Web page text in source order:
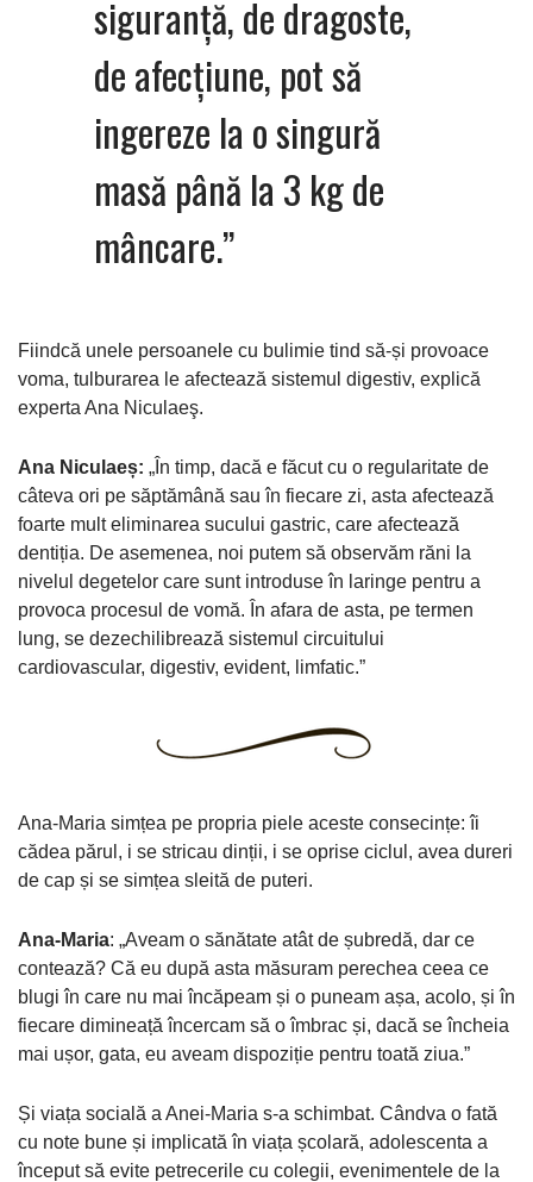
siguranță, de dragoste,
de afecțiune, pot să
ingereze la o singură
masă până la 3 kg de
mâncare.”
Fiindcă unele persoanele cu bulimie tind să-și provoace
voma, tulburarea le afectează sistemul digestiv, explică
experta Ana Niculaeş.
Ana Niculaeș: „În timp, dacă e făcut cu o regularitate de
câteva ori pe săptămână sau în fiecare zi, asta afectează
foarte mult eliminarea sucului gastric, care afectează
dentiția. De asemenea, noi putem să observăm răni la
nivelul degetelor care sunt introduse în laringe pentru a
provoca procesul de vomă. În afara de asta, pe termen
lung, se dezechilibrează sistemul circuitului
cardiovascular, digestiv, evident, limfatic.”
Ana-Maria simțea pe propria piele aceste consecințe: îi
cădea părul, i se stricau dinții, i se oprise ciclul, avea dureri
de cap și se simțea sleită de puteri.
Ana-Maria: „Aveam o sănătate atât de șubredă, dar ce
contează? Că eu după asta măsuram perechea ceea ce
blugi în care nu mai încăpeam și o puneam așa, acolo, și în
fiecare dimineață încercam să o îmbrac și, dacă se încheia
mai ușor, gata, eu aveam dispoziție pentru toată ziua.”
Și viața socială a Anei-Maria s-a schimbat. Cândva o fată
cu note bune și implicată în viața școlară, adolescenta a
început să evite petrecerile cu colegii, evenimentele de la